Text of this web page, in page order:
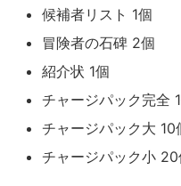
候補者リスト 1個
冒険者の石碑 2個
紹介状 1個
チャージパック完全
チャージパック大 10
チャージパック小 20